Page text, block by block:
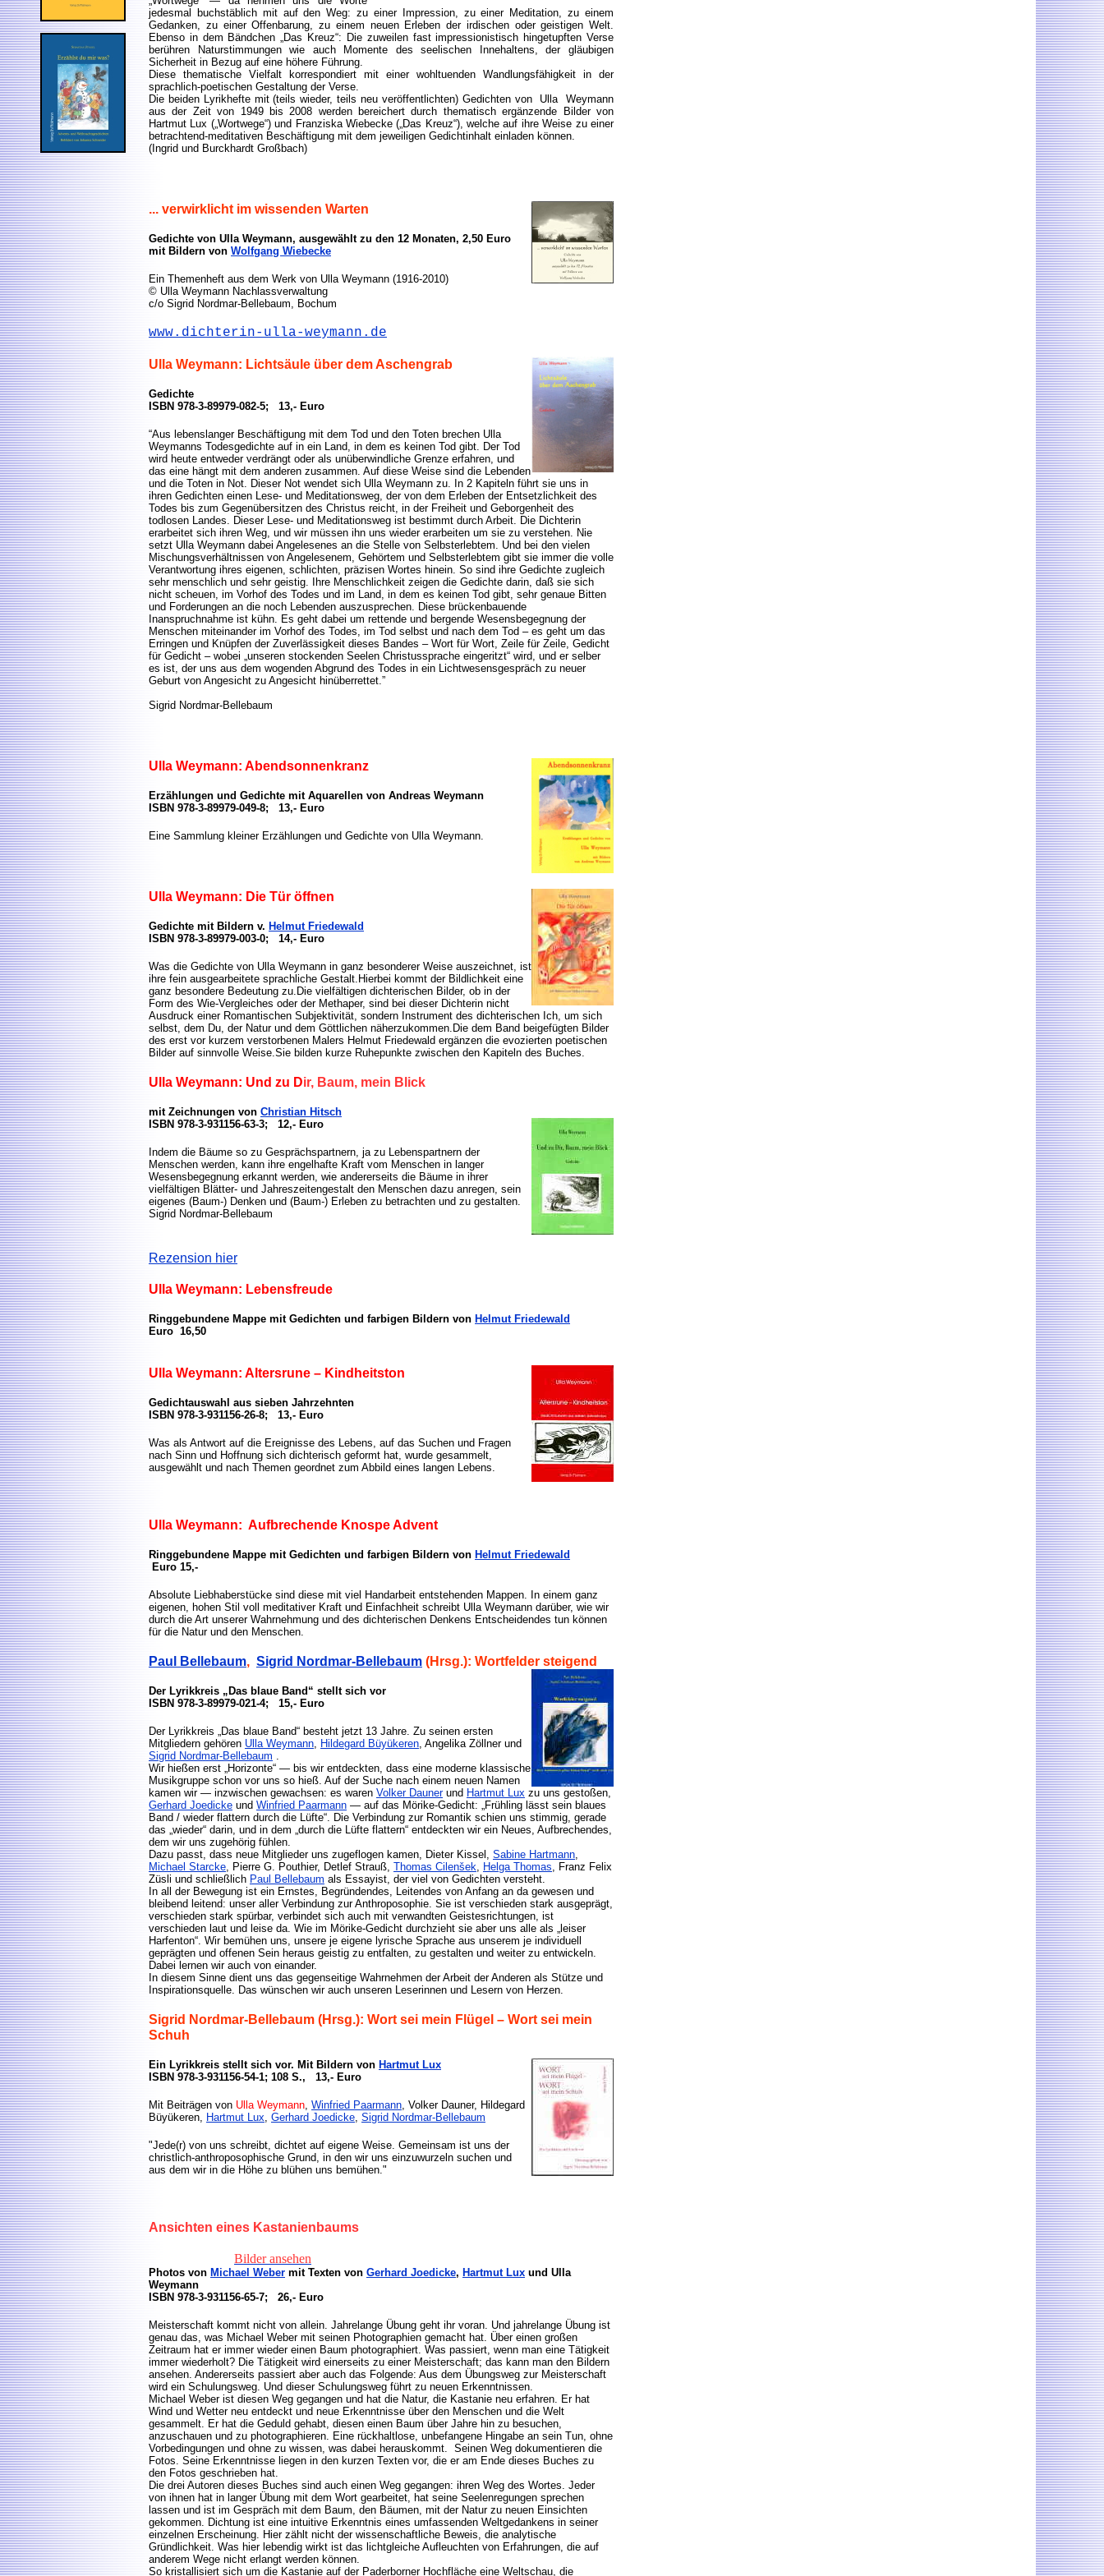
jedesmal buchstäblich mit auf den Weg: zu einer Impression, zu einer Meditation, zu einem
Gedanken, zu einer Offenbarung, zu einem neuen Erleben der irdischen oder geistigen Welt.
Ebenso in dem Bändchen „Das Kreuz“: Die zuweilen fast impressionistisch hingetupften Verse
berühren Naturstimmungen wie auch Momente des seelischen Innehaltens, der gläubigen
Sicherheit in Bezug auf eine höhere Führung.
Diese thematische Vielfalt korrespondiert mit einer wohltuenden Wandlungsfähigkeit in der
sprachlich-poetischen Gestaltung der Verse.
Die beiden Lyrikhefte mit (teils wieder, teils neu veröffentlichten) Gedichten von Ulla Weymann
aus der Zeit von 1949 bis 2008 werden bereichert durch thematisch ergänzende Bilder von
Hartmut Lux („Wortwege“) und Franziska Wiebecke („Das Kreuz“), welche auf ihre Weise zu einer
betrachtend-meditativen Beschäftigung mit dem jeweiligen Gedichtinhalt einladen können.
(Ingrid und Burckhardt Großbach)
... verwirklicht im wissenden Warten
Gedichte von Ulla Weymann, ausgewählt zu den 12 Monaten, 2,50 Euro
mit Bildern von Wolfgang Wiebecke
Ein Themenheft aus dem Werk von Ulla Weymann (1916-2010)
© Ulla Weymann Nachlassverwaltung
c/o Sigrid Nordmar-Bellebaum, Bochum
www.dichterin-ulla-weymann.de
Ulla Weymann: Lichtsäule über dem Aschengrab
Gedichte
ISBN 978-3-89979-082-5; 13,- Euro
“Aus lebenslanger Beschäftigung mit dem Tod und den Toten brechen Ulla
Weymanns Todesgedichte auf in ein Land, in dem es keinen Tod gibt. Der Tod
wird heute entweder verdrängt oder als unüberwindliche Grenze erfahren, und
das eine hängt mit dem anderen zusammen. Auf diese Weise sind die Lebenden
und die Toten in Not. Dieser Not wendet sich Ulla Weymann zu. In 2 Kapiteln führt sie uns in
ihren Gedichten einen Lese- und Meditationsweg, der von dem Erleben der Entsetzlichkeit des
Todes bis zum Gegenübersitzen des Christus reicht, in der Freiheit und Geborgenheit des
todlosen Landes. Dieser Lese- und Meditationsweg ist bestimmt durch Arbeit. Die Dichterin
erarbeitet sich ihren Weg, und wir müssen ihn uns wieder erarbeiten um sie zu verstehen. Nie
setzt Ulla Weymann dabei Angelesenes an die Stelle von Selbsterlebtem. Und bei den vielen
Mischungsverhältnissen von Angelesenem, Gehörtem und Selbsterlebtem gibt sie immer die volle
Verantwortung ihres eigenen, schlichten, präzisen Wortes hinein. So sind ihre Gedichte zugleich
sehr menschlich und sehr geistig. Ihre Menschlichkeit zeigen die Gedichte darin, daß sie sich
nicht scheuen, im Vorhof des Todes und im Land, in dem es keinen Tod gibt, sehr genaue Bitten
und Forderungen an die noch Lebenden auszusprechen. Diese brückenbauende
Inanspruchnahme ist kühn. Es geht dabei um rettende und bergende Wesensbegegnung der
Menschen miteinander im Vorhof des Todes, im Tod selbst und nach dem Tod – es geht um das
Erringen und Knüpfen der Zuverlässigkeit dieses Bandes – Wort für Wort, Zeile für Zeile, Gedicht
für Gedicht – wobei „unseren stockenden Seelen Christussprache eingeritzt“ wird, und er selber
es ist, der uns aus dem wogenden Abgrund des Todes in ein Lichtwesensgespräch zu neuer
Geburt von Angesicht zu Angesicht hinüberrettet.”
Sigrid Nordmar-Bellebaum
Ulla Weymann: Abendsonnenkranz
Erzählungen und Gedichte mit Aquarellen von Andreas Weymann
ISBN 978-3-89979-049-8; 13,- Euro
Eine Sammlung kleiner Erzählungen und Gedichte von Ulla Weymann.
Ulla Weymann: Die Tür öffnen
Gedichte mit Bildern v. Helmut Friedewald
ISBN 978-3-89979-003-0; 14,- Euro
Was die Gedichte von Ulla Weymann in ganz besonderer Weise auszeichnet, ist
ihre fein ausgearbeitete sprachliche Gestalt.Hierbei kommt der Bildlichkeit eine
ganz besondere Bedeutung zu.Die vielfältigen dichterischen Bilder, ob in der
Form des Wie-Vergleiches oder der Methaper, sind bei dieser Dichterin nicht
Ausdruck einer Romantischen Subjektivität, sondern Instrument des dichterischen Ich, um sich
selbst, dem Du, der Natur und dem Göttlichen näherzukommen.Die dem Band beigefügten Bilder
des erst vor kurzem verstorbenen Malers Helmut Friedewald ergänzen die evozierten poetischen
Bilder auf sinnvolle Weise.Sie bilden kurze Ruhepunkte zwischen den Kapiteln des Buches.
Ulla Weymann: Und zu Dir, Baum, mein Blick
mit Zeichnungen von Christian Hitsch
ISBN 978-3-931156-63-3; 12,- Euro
Indem die Bäume so zu Gesprächspartnern, ja zu Lebenspartnern der
Menschen werden, kann ihre engelhafte Kraft vom Menschen in langer
Wesensbegegnung erkannt werden, wie andererseits die Bäume in ihrer
vielfältigen Blätter- und Jahreszeitengestalt den Menschen dazu anregen, sein
eigenes (Baum-) Denken und (Baum-) Erleben zu betrachten und zu gestalten.
Sigrid Nordmar-Bellebaum
Rezension hier
Ulla Weymann: Lebensfreude
Ringgebundene Mappe mit Gedichten und farbigen Bildern von Helmut Friedewald
Euro 16,50
Ulla Weymann: Altersrune – Kindheitston
Gedichtauswahl aus sieben Jahrzehnten
ISBN 978-3-931156-26-8; 13,- Euro
Was als Antwort auf die Ereignisse des Lebens, auf das Suchen und Fragen
nach Sinn und Hoffnung sich dichterisch geformt hat, wurde gesammelt,
ausgewählt und nach Themen geordnet zum Abbild eines langen Lebens.
Ulla Weymann: Aufbrechende Knospe Advent
Ringgebundene Mappe mit Gedichten und farbigen Bildern von Helmut Friedewald
Euro 15,-
Absolute Liebhaberstücke sind diese mit viel Handarbeit entstehenden Mappen. In einem ganz
eigenen, hohen Stil voll meditativer Kraft und Einfachheit schreibt Ulla Weymann darüber, wie wir
durch die Art unserer Wahrnehmung und des dichterischen Denkens Entscheidendes tun können
für die Natur und den Menschen.
Paul Bellebaum, Sigrid Nordmar-Bellebaum (Hrsg.): Wortfelder steigend
Der Lyrikkreis „Das blaue Band“ stellt sich vor
ISBN 978-3-89979-021-4; 15,- Euro
Der Lyrikkreis „Das blaue Band“ besteht jetzt 13 Jahre. Zu seinen ersten
Mitgliedern gehören Ulla Weymann, Hildegard Büyükeren, Angelika Zöllner und
Sigrid Nordmar-Bellebaum .
Wir hießen erst „Horizonte“ — bis wir entdeckten, dass eine moderne klassische
Musikgruppe schon vor uns so hieß. Auf der Suche nach einem neuen Namen
kamen wir — inzwischen gewachsen: es waren Volker Daunerund Hartmut Lux zu uns gestoßen,
Gerhard Joedicke und Winfried Paarmann — auf das Mörike-Gedicht: „Frühling lässt sein blaues
Band / wieder flattern durch die Lüfte“. Die Verbindung zur Romantik schien uns stimmig, gerade
das „wieder“ darin, und in dem „durch die Lüfte flattern“ entdeckten wir ein Neues, Aufbrechendes,
dem wir uns zugehörig fühlen.
Dazu passt, dass neue Mitglieder uns zugeflogen kamen, Dieter Kissel, Sabine Hartmann,
Michael Starcke, Pierre G. Pouthier, Detlef Strauß, Thomas Cilenšek, Helga Thomas, Franz Felix
Züsli und schließlich Paul Bellebaum als Essayist, der viel von Gedichten versteht.
In all der Bewegung ist ein Ernstes, Begründendes, Leitendes von Anfang an da gewesen und
bleibend leitend: unser aller Verbindung zur Anthroposophie. Sie ist verschieden stark ausgeprägt,
verschieden stark spürbar, verbindet sich auch mit verwandten Geistesrichtungen, ist
verschieden laut und leise da. Wie im Mörike-Gedicht durchzieht sie aber uns alle als „leiser
Harfenton“. Wir bemühen uns, unsere je eigene lyrische Sprache aus unserem je individuell
geprägten und offenen Sein heraus geistig zu entfalten, zu gestalten und weiter zu entwickeln.
Dabei lernen wir auch von einander.
In diesem Sinne dient uns das gegenseitige Wahrnehmen der Arbeit der Anderen als Stütze und
Inspirationsquelle. Das wünschen wir auch unseren Leserinnen und Lesern von Herzen.
Sigrid Nordmar-Bellebaum (Hrsg.): Wort sei mein Flügel – Wort sei mein
Schuh
Ein Lyrikkreis stellt sich vor. Mit Bildern von Hartmut Lux
ISBN 978-3-931156-54-1; 108 S., 13,- Euro
Mit Beiträgen von Ulla Weymann, Winfried Paarmann, Volker Dauner, Hildegard
Büyükeren, Hartmut Lux, Gerhard Joedicke, Sigrid Nordmar-Bellebaum
"Jede(r) von uns schreibt, dichtet auf eigene Weise. Gemeinsam ist uns der
christlich-anthroposophische Grund, in den wir uns einzuwurzeln suchen und
aus dem wir in die Höhe zu blühen uns bemühen."
Ansichten eines Kastanienbaums
Bilder ansehen
Photos von Michael Weber mit Texten von Gerhard Joedicke, Hartmut Lux und Ulla
Weymann
ISBN 978-3-931156-65-7; 26,- Euro
Meisterschaft kommt nicht von allein. Jahrelange Übung geht ihr voran. Und jahrelange Übung ist
genau das, was Michael Weber mit seinen Photographien gemacht hat. Über einen großen
Zeitraum hat er immer wieder einen Baum photographiert. Was passiert, wenn man eine Tätigkeit
immer wiederholt? Die Tätigkeit wird einerseits zu einer Meisterschaft; das kann man den Bildern
ansehen. Andererseits passiert aber auch das Folgende: Aus dem Übungsweg zur Meisterschaft
wird ein Schulungsweg. Und dieser Schulungsweg führt zu neuen Erkenntnissen.
Michael Weber ist diesen Weg gegangen und hat die Natur, die Kastanie neu erfahren. Er hat
Wind und Wetter neu entdeckt und neue Erkenntnisse über den Menschen und die Welt
gesammelt. Er hat die Geduld gehabt, diesen einen Baum über Jahre hin zu besuchen,
anzuschauen und zu photographieren. Eine rückhaltlose, unbefangene Hingabe an sein Tun, ohne
Vorbedingungen und ohne zu wissen, was dabei herauskommt. Seinen Weg dokumentieren die
Fotos. Seine Erkenntnisse liegen in den kurzen Texten vor, die er am Ende dieses Buches zu
den Fotos geschrieben hat.
Die drei Autoren dieses Buches sind auch einen Weg gegangen: ihren Weg des Wortes. Jeder
von ihnen hat in langer Übung mit dem Wort gearbeitet, hat seine Seelenregungen sprechen
lassen und ist im Gespräch mit dem Baum, den Bäumen, mit der Natur zu neuen Einsichten
gekommen. Dichtung ist eine intuitive Erkenntnis eines umfassenden Weltgedankens in seiner
einzelnen Erscheinung. Hier zählt nicht der wissenschaftliche Beweis, die analytische
Gründlichkeit. Was hier lebendig wirkt ist das lichtgleiche Aufleuchten von Erfahrungen, die auf
anderem Wege nicht erlangt werden können.
So kristallisiert sich um die Kastanie auf der Paderborner Hochfläche eine Weltschau, die